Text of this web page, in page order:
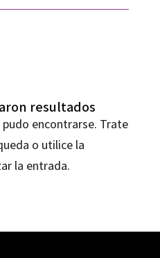
resultados
encontrarse. Trate
o utilice la
la entrada.